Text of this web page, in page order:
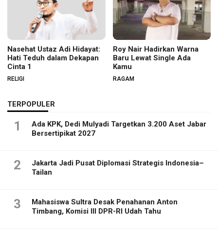
Nasehat Ustaz Adi Hidayat:
Hati Teduh dalam Dekapan
Cinta 1
RELIGI
Roy Nair Hadirkan Warna
Baru Lewat Single Ada
Kamu
RAGAM
TERPOPULER
1
Ada KPK, Dedi Mulyadi Targetkan 3.200 Aset Jabar
Bersertipikat 2027
2
Jakarta Jadi Pusat Diplomasi Strategis Indonesia–
Tailan
3
Mahasiswa Sultra Desak Penahanan Anton
Timbang, Komisi III DPR-RI Udah Tahu